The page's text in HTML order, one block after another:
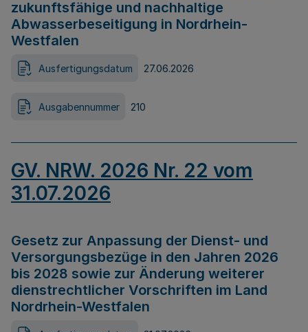
zukunftsfähige und nachhaltige
Abwasserbeseitigung in Nordrhein-
Westfalen
Ausfertigungsdatum 27.06.2026
Ausgabennummer 210
GV. NRW. 2026 Nr. 22 vom
31.07.2026
Gesetz zur Anpassung der Dienst- und
Versorgungsbezüge in den Jahren 2026
bis 2028 sowie zur Änderung weiterer
dienstrechtlicher Vorschriften im Land
Nordrhein-Westfalen